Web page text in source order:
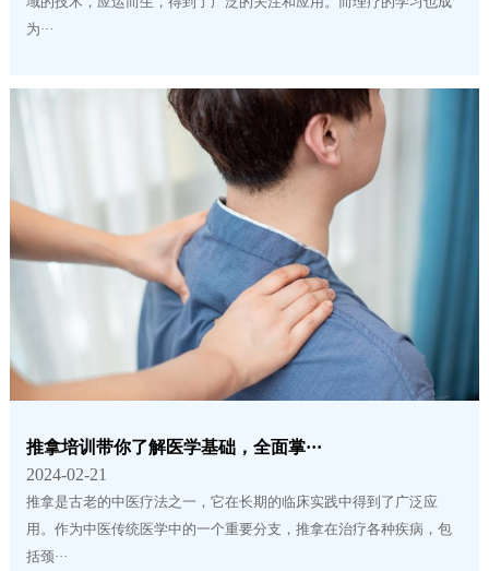
为···
推拿培训带你了解医学基础，全面掌···
2024-02-21
推拿是古老的中医疗法之一，它在长期的临床实践中得到了广泛应
用。作为中医传统医学中的一个重要分支，推拿在治疗各种疾病，包
括颈···